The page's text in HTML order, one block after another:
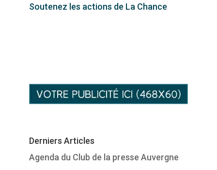
Soutenez les actions de La Chance
Derniers Articles
Agenda du Club de la presse Auvergne